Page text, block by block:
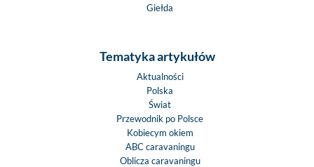
Giełda
Tematyka artykułów
Aktualności
Polska
Świat
Przewodnik po Polsce
Kobiecym okiem
ABC caravaningu
Oblicza caravaningu